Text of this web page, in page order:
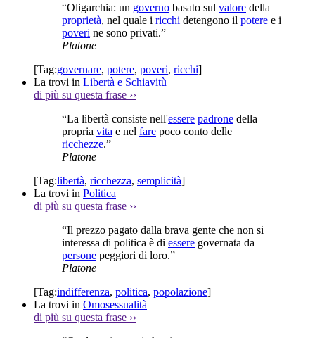
“Oligarchia: un governo basato sul valore della
proprietà, nel quale i ricchi detengono il potere e i
poveri ne sono privati.”
Platone
[Tag:governare, potere, poveri, ricchi]
La trovi in Libertà e Schiavitù
di più su questa frase ››
“La libertà consiste nell'essere padrone della
propria vita e nel fare poco conto delle
ricchezze.”
Platone
[Tag:libertà, ricchezza, semplicità]
La trovi in Politica
di più su questa frase ››
“Il prezzo pagato dalla brava gente che non si
interessa di politica è di essere governata da
persone peggiori di loro.”
Platone
[Tag:indifferenza, politica, popolazione]
La trovi in Omosessualità
di più su questa frase ››